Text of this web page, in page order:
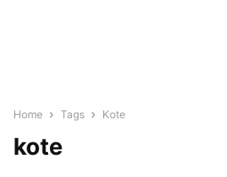
Home Tags Kote
kote